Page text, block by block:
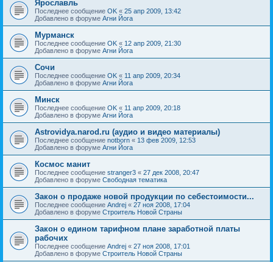
Ярославль
Последнее сообщение OK « 25 апр 2009, 13:42
Добавлено в форуме Агни Йога
Мурманск
Последнее сообщение OK « 12 апр 2009, 21:30
Добавлено в форуме Агни Йога
Сочи
Последнее сообщение OK « 11 апр 2009, 20:34
Добавлено в форуме Агни Йога
Минск
Последнее сообщение OK « 11 апр 2009, 20:18
Добавлено в форуме Агни Йога
Astrovidya.narod.ru (аудио и видео материалы)
Последнее сообщение notborn « 13 фев 2009, 12:53
Добавлено в форуме Агни Йога
Космос манит
Последнее сообщение stranger3 « 27 дек 2008, 20:47
Добавлено в форуме Свободная тематика
Закон о продаже новой продукции по себестоимости...
Последнее сообщение Andrej « 27 ноя 2008, 17:04
Добавлено в форуме Строитель Новой Страны
Закон о едином тарифном плане заработной платы
рабочих
Последнее сообщение Andrej « 27 ноя 2008, 17:01
Добавлено в форуме Строитель Новой Страны